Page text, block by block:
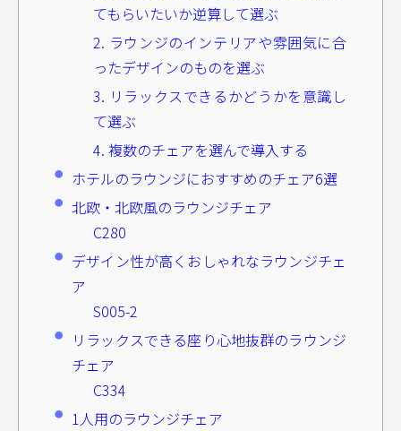
てもらいたいか逆算して選ぶ
2. ラウンジのインテリアや雰囲気に合
ったデザインのものを選ぶ
3. リラックスできるかどうかを意識し
て選ぶ
4. 複数のチェアを選んで導入する
ホテルのラウンジにおすすめのチェア6選
北欧・北欧風のラウンジチェア
C280
デザイン性が高くおしゃれなラウンジチェ
ア
S005-2
リラックスできる座り心地抜群のラウンジ
チェア
C334
1人用のラウンジチェア